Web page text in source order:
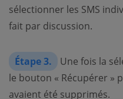
sélectionner les SMS
fait par discussion.
Étape 3.
Une fois la
le bouton « Récupérer »
avaient été supprimés.